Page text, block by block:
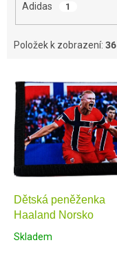
Adidas 1
Položek k zobrazení: 36
Dětská peněženka
Haaland Norsko
Skladem